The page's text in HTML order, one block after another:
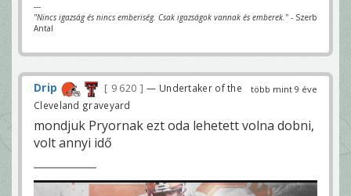
---
"Nincs igazság és nincs emberiség. Csak igazságok vannak és emberek." - Szerb
Antal
több mint 9 éve
Drip 9 620
— Undertaker of the
Cleveland graveyard
mondjuk Pryornak ezt oda lehetett volna dobni,
volt annyi idő